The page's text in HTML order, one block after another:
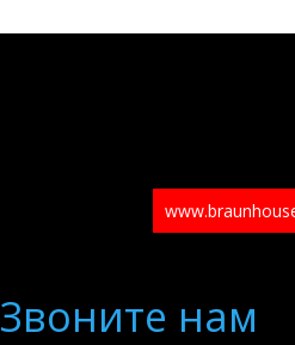
Звоните нам